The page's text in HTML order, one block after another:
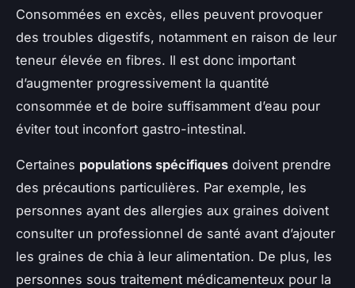
Consommées en excès, elles peuvent provoquer
des troubles digestifs, notamment en raison de leur
teneur élevée en fibres. Il est donc important
d’augmenter progressivement la quantité
consommée et de boire suffisamment d’eau pour
éviter tout inconfort gastro-intestinal.
Certaines populations spécifiques doivent prendre
des précautions particulières. Par exemple, les
personnes ayant des allergies aux graines doivent
consulter un professionnel de santé avant d’ajouter
les graines de chia à leur alimentation. De plus, les
personnes sous traitement médicamenteux pour la